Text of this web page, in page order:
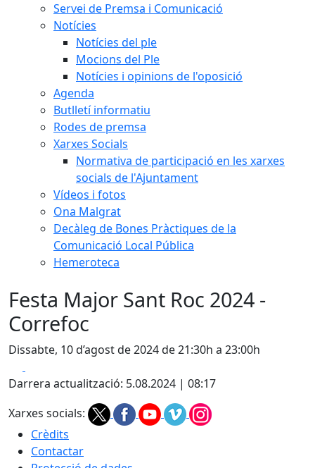
Servei de Premsa i Comunicació
Notícies
Notícies del ple
Mocions del Ple
Notícies i opinions de l'oposició
Agenda
Butlletí informatiu
Rodes de premsa
Xarxes Socials
Normativa de participació en les xarxes
socials de l'Ajuntament
Vídeos i fotos
Ona Malgrat
Decàleg de Bones Pràctiques de la
Comunicació Local Pública
Hemeroteca
Festa Major Sant Roc 2024 -
Correfoc
Dissabte, 10 d’agost de 2024 de 21:30h a 23:00h
Darrera actualització: 5.08.2024 | 08:17
Xarxes socials:
Crèdits
Contactar